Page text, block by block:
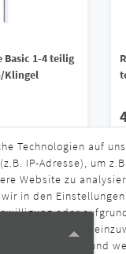
Basic 1-4 teilig
Klingel
*
Technologien auf
IP-Adresse), um
Website zu
in den
oder
das Recht, nicht
und